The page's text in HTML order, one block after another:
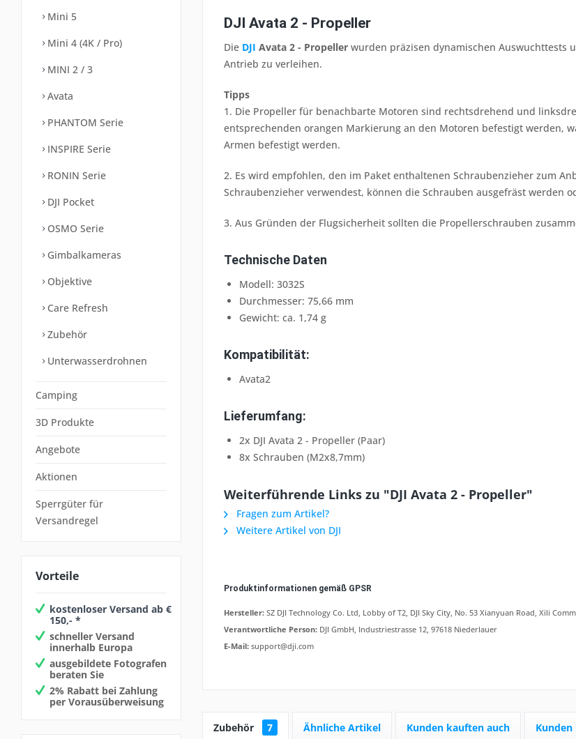
Mini 5
Mini 4 (4K / Pro)
MINI 2 / 3
Avata
PHANTOM Serie
INSPIRE Serie
RONIN Serie
DJI Pocket
OSMO Serie
Gimbalkameras
Objektive
Care Refresh
Zubehör
Unterwasserdrohnen
Camping
3D Produkte
Angebote
Aktionen
Sperrgüter für
Versandregel
Vorteile
kostenloser Versand ab €
150,- *
schneller Versand
innerhalb Europa
ausgebildete Fotografen
beraten Sie
2% Rabatt bei Zahlung
per Vorausüberweisung
DJI Avata 2 - Propeller
Die DJI Avata 2 - Propeller wurden präzisen dynamischen Auswuchttests
Antrieb zu verleihen.
Tipps
1. Die Propeller für benachbarte Motoren sind rechtsdrehend und
entsprechenden orangen Markierung an den Motoren befestigt werden,
Armen befestigt werden.
2. Es wird empfohlen, den im Paket enthaltenen Schraubenzieher zum
Schraubenzieher verwendest, können die Schrauben ausgefräst werden
3. Aus Gründen der Flugsicherheit sollten die Propellerschrauben
Technische Daten
Modell: 3032S
Durchmesser: 75,66 mm
Gewicht: ca. 1,74 g
Kompatibilität:
Avata2
Lieferumfang:
2x DJI Avata 2 - Propeller (Paar)
8x Schrauben (M2x8,7mm)
Weiterführende Links zu "DJI Avata 2 - Propeller"
Fragen zum Artikel?
Weitere Artikel von DJI
Produktinformationen gemäß GPSR
Hersteller: SZ DJI Technology Co. Ltd, Lobby of T2, DJI Sky City, No. 53 Xianyuan Road, Xili
Verantwortliche Person: DJI GmbH, Industriestrasse 12, 97618 Niederlauer
E-Mail: support@dji.com
Zubehör 7 Ähnliche Artikel Kunden kauften auch Kunden